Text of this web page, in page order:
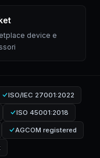
device e
ISO/IEC 27001:2022
ISO 45001:2018
AGCOM registered